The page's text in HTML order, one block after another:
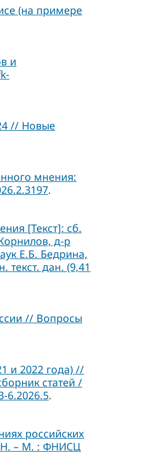
(на примере
и
// Новые
мнения:
.
[Текст]: сб.
д-р
Е.Б. Бедрина,
дан. (9,41
// Вопросы
и 2022 года) //
статей /
6.2026.5.
российских
– М. : ФНИСЦ